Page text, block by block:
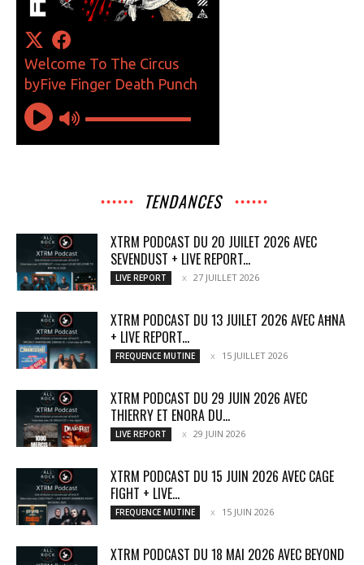
TENDANCES
XTRM PODCAST DU 20 JUILET 2026 AVEC
SEVENDUST + LIVE REPORT...
LIVE REPORT 27 JUILLET 2026
XTRM PODCAST DU 13 JUILET 2026 AVEC AĦNA
+ LIVE REPORT...
FREQUENCE MUTINE 15 JUILLET 2026
XTRM PODCAST DU 29 JUIN 2026 AVEC
THIERRY ET ENORA DU...
LIVE REPORT 29 JUIN 2026
XTRM PODCAST DU 15 JUIN 2026 AVEC CAGE
FIGHT + LIVE...
FREQUENCE MUTINE 15 JUIN 2026
XTRM PODCAST DU 18 MAI 2026 AVEC BEYOND